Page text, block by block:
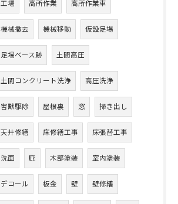
工場 高所作業 高所作業車
機械撤去 機械移動 仮設足場
足場ベース跡 土間高圧
土間コンクリート洗浄 高圧洗浄
害獣駆除 屋根裏 窓 掃き出し
天井修繕 床修繕工事 床張替工事
洗面 庇 木部塗装 室内塗装
デコール 板金 壁 壁修繕